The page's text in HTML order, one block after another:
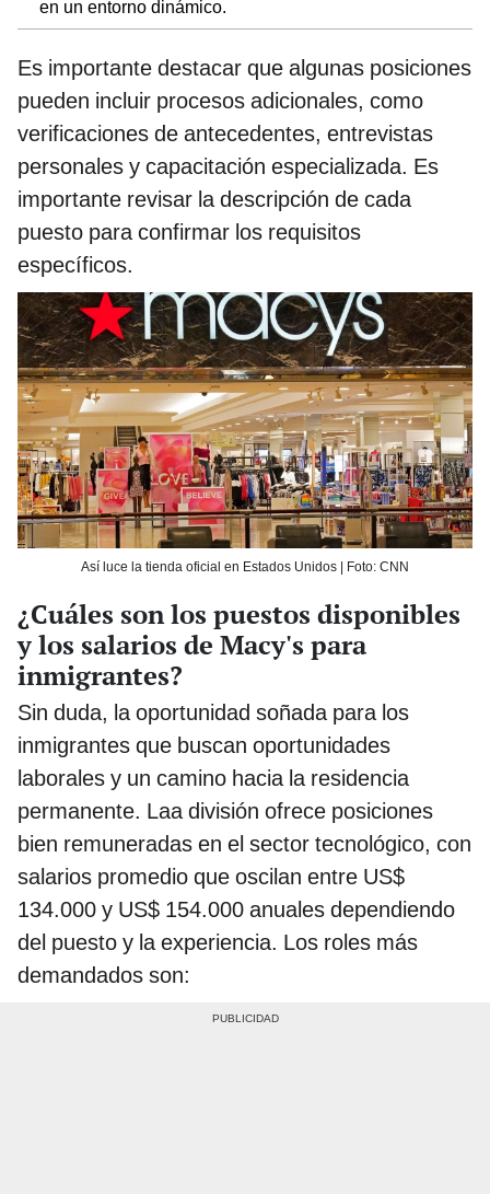
en un entorno dinámico.
Es importante destacar que algunas posiciones
pueden incluir procesos adicionales, como
verificaciones de antecedentes, entrevistas
personales y capacitación especializada. Es
importante revisar la descripción de cada
puesto para confirmar los requisitos
específicos.
Así luce la tienda oficial en Estados Unidos | Foto: CNN
¿Cuáles son los puestos disponibles
y los salarios de Macy's para
inmigrantes?
Sin duda, la oportunidad soñada para los
inmigrantes que buscan oportunidades
laborales y un camino hacia la residencia
permanente. Laa división ofrece posiciones
bien remuneradas en el sector tecnológico, con
salarios promedio que oscilan entre US$
134.000 y US$ 154.000 anuales dependiendo
del puesto y la experiencia. Los roles más
demandados son: